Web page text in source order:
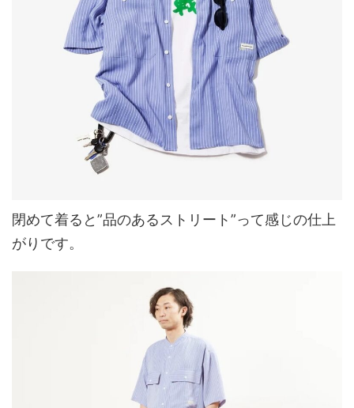
閉めて着ると”品のあるストリート”って感じの仕上
がりです。